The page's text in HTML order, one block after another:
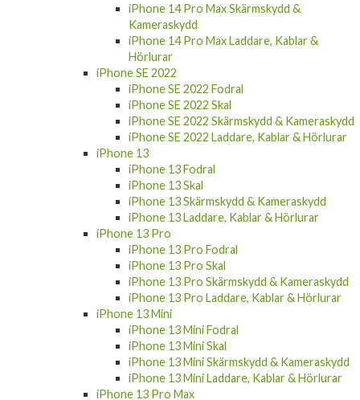
iPhone 14 Pro Max Skärmskydd &
Kameraskydd
iPhone 14 Pro Max Laddare, Kablar &
Hörlurar
iPhone SE 2022
iPhone SE 2022 Fodral
iPhone SE 2022 Skal
iPhone SE 2022 Skärmskydd & Kameraskydd
iPhone SE 2022 Laddare, Kablar & Hörlurar
iPhone 13
iPhone 13 Fodral
iPhone 13 Skal
iPhone 13 Skärmskydd & Kameraskydd
iPhone 13 Laddare, Kablar & Hörlurar
iPhone 13 Pro
iPhone 13 Pro Fodral
iPhone 13 Pro Skal
iPhone 13 Pro Skärmskydd & Kameraskydd
iPhone 13 Pro Laddare, Kablar & Hörlurar
iPhone 13 Mini
iPhone 13 Mini Fodral
iPhone 13 Mini Skal
iPhone 13 Mini Skärmskydd & Kameraskydd
iPhone 13 Mini Laddare, Kablar & Hörlurar
iPhone 13 Pro Max